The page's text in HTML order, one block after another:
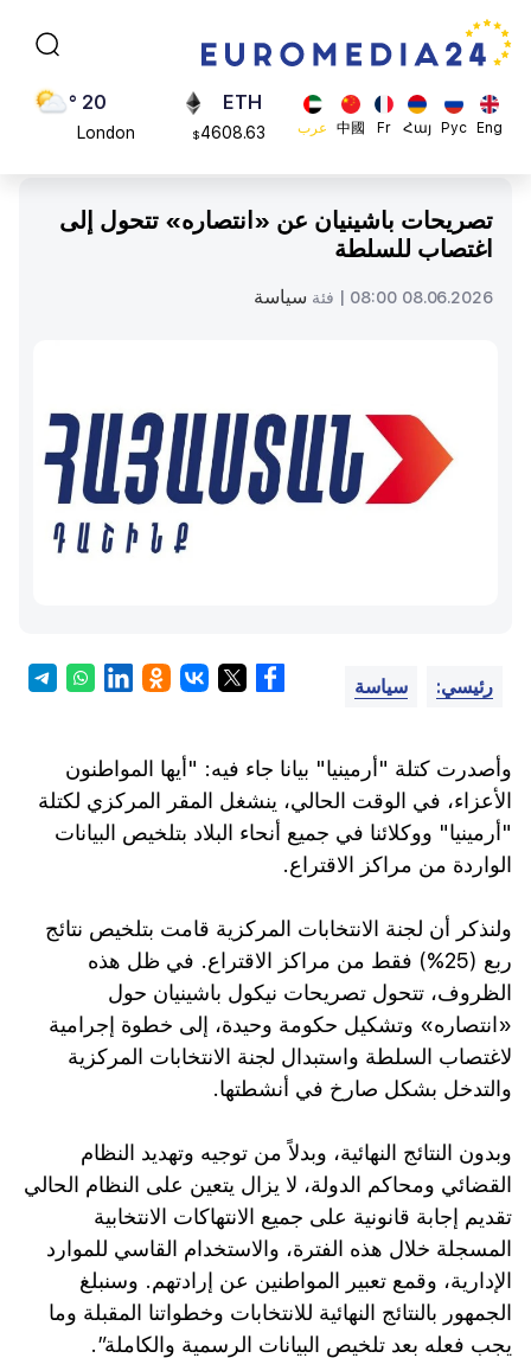
Eng
Рус
Հայ
Fr
中國 عرب
ADA
0.868816
ETH
$4608.63
20 °
London
23 °
تصريحات باشينيان عن «انتصاره» تتحول إلى
اغتصاب للسلطة
08.06.2026 08:00 | فئة سياسة
رئيسي: سياسة
وأصدرت كتلة "أرمينيا" بيانا جاء فيه: "أيها المواطنون
الأعزاء، في الوقت الحالي، ينشغل المقر المركزي لكتلة
"أرمينيا" ووكلائنا في جميع أنحاء البلاد بتلخيص البيانات
الواردة من مراكز الاقتراع.
ولنذكر أن لجنة الانتخابات المركزية قامت بتلخيص نتائج
ربع (25%) فقط من مراكز الاقتراع. في ظل هذه
الظروف، تتحول تصريحات نيكول باشينيان حول
«انتصاره» وتشكيل حكومة وحيدة، إلى خطوة إجرامية
لاغتصاب السلطة واستبدال لجنة الانتخابات المركزية
والتدخل بشكل صارخ في أنشطتها.
وبدون النتائج النهائية، وبدلاً من توجيه وتهديد النظام
القضائي ومحاكم الدولة، لا يزال يتعين على النظام الحالي
تقديم إجابة قانونية على جميع الانتهاكات الانتخابية
المسجلة خلال هذه الفترة، والاستخدام القاسي للموارد
الإدارية، وقمع تعبير المواطنين عن إرادتهم. وسنبلغ
الجمهور بالنتائج النهائية للانتخابات وخطواتنا المقبلة وما
يجب فعله بعد تلخيص البيانات الرسمية والكاملة”.